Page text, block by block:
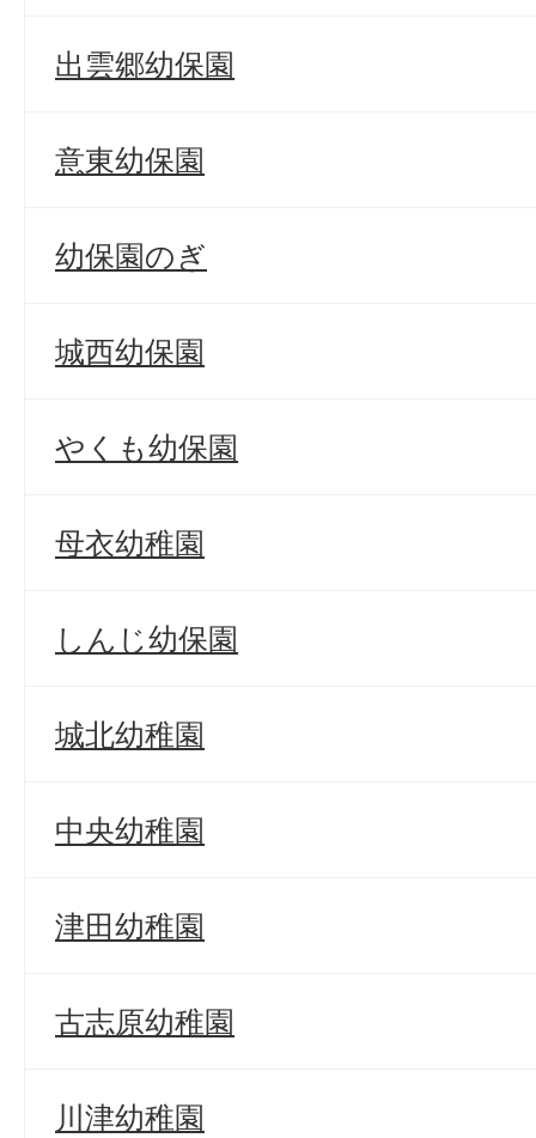
出雲郷幼保園
意東幼保園
幼保園のぎ
城西幼保園
やくも幼保園
母衣幼稚園
しんじ幼保園
城北幼稚園
中央幼稚園
津田幼稚園
古志原幼稚園
川津幼稚園